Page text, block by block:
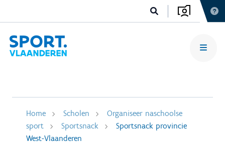
Home Scholen
Organiseer naschoolse
sport
Sportsnack
Sportsnack provincie
West-Vlaanderen